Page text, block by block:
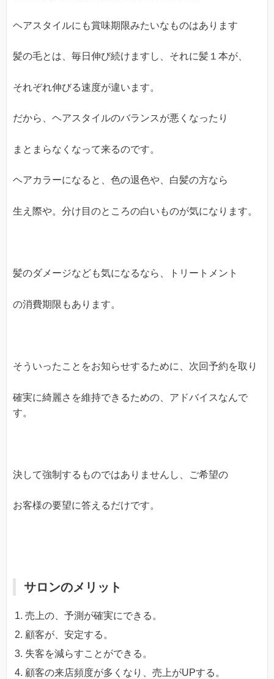
ヘアスタイルにも賞味期限みたいなものはあります
髪の毛とは、毎日伸び続けますし、それに髪１本が、
それぞれ伸びる速度が違います。
だから、ヘアスタイルのバランスが悪くなったり
まとまらなくなって来るのです。
ヘアカラーになると、色の退色や、白髪の方なら
生え際や。分け目のところの白いものが気になります。
髪のダメージなども気になるなら、トリートメント
の消費期限もあります。
そういったことをお知らせするために、次回予約を取り
確実に綺麗さを維持できるための、アドバイスなんで
す。
決して強制するものではありませんし、ご希望の
お客様の要望に答えるだけです。
サロンのメリット
売上の、予測が確実にできる。
顧客が、安定する。
失客を減らすことができる。
顧客の来店頻度が多くなり、売上がUPする。